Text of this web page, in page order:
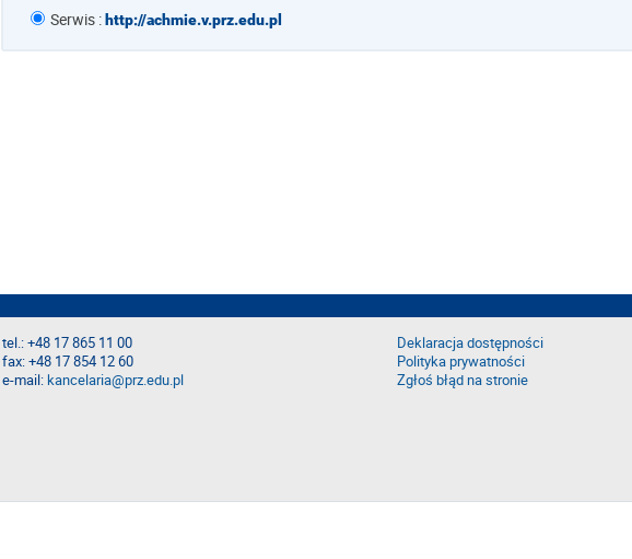
Serwis : http://achmie.v.prz.edu.pl
tel.: +48 17 865 11 00
fax: +48 17 854 12 60
e-mail:kancelaria@prz.edu.pl
Deklaracja dostępności
Polityka prywatności
Zgłoś błąd na stronie